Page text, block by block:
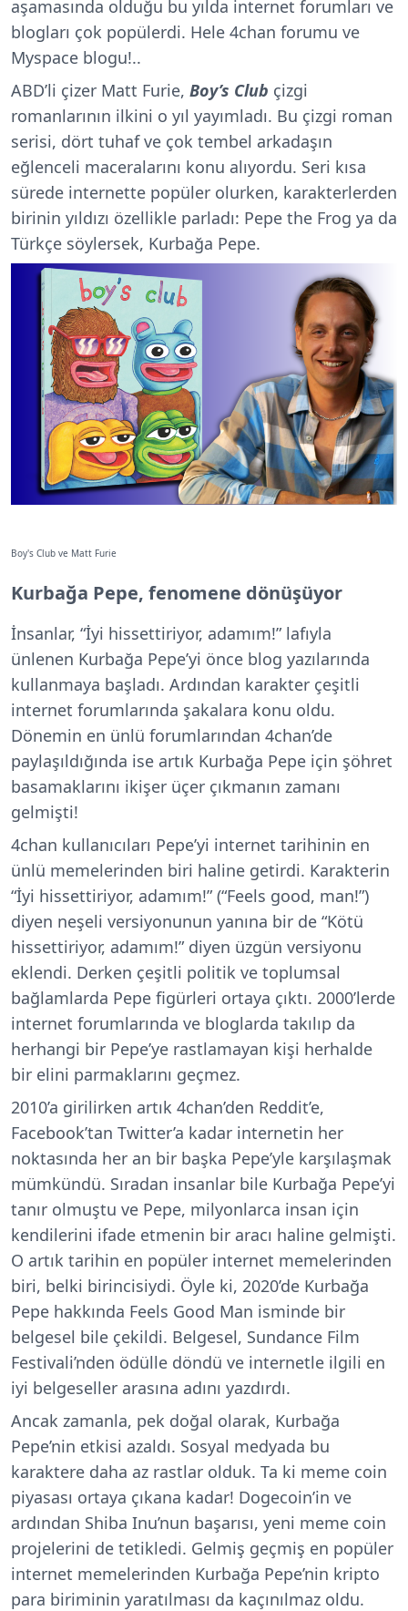
aşamasında olduğu bu yılda internet forumları ve
blogları çok popülerdi. Hele 4chan forumu ve
Myspace blogu!..
ABD’li çizer Matt Furie, Boy’s Club çizgi
romanlarının ilkini o yıl yayımladı. Bu çizgi roman
serisi, dört tuhaf ve çok tembel arkadaşın
eğlenceli maceralarını konu alıyordu. Seri kısa
sürede internette popüler olurken, karakterlerden
birinin yıldızı özellikle parladı: Pepe the Frog ya da
Türkçe söylersek, Kurbağa Pepe.
Boy's Club ve Matt Furie
Kurbağa Pepe, fenomene dönüşüyor
İnsanlar, “İyi hissettiriyor, adamım!” lafıyla
ünlenen Kurbağa Pepe’yi önce blog yazılarında
kullanmaya başladı. Ardından karakter çeşitli
internet forumlarında şakalara konu oldu.
Dönemin en ünlü forumlarından 4chan’de
paylaşıldığında ise artık Kurbağa Pepe için şöhret
basamaklarını ikişer üçer çıkmanın zamanı
gelmişti!
4chan kullanıcıları Pepe’yi internet tarihinin en
ünlü memelerinden biri haline getirdi. Karakterin
“İyi hissettiriyor, adamım!” (“Feels good, man!”)
diyen neşeli versiyonunun yanına bir de “Kötü
hissettiriyor, adamım!” diyen üzgün versiyonu
eklendi. Derken çeşitli politik ve toplumsal
bağlamlarda Pepe figürleri ortaya çıktı. 2000’lerde
internet forumlarında ve bloglarda takılıp da
herhangi bir Pepe’ye rastlamayan kişi herhalde
bir elini parmaklarını geçmez.
2010’a girilirken artık 4chan’den Reddit’e,
Facebook’tan Twitter’a kadar internetin her
noktasında her an bir başka Pepe’yle karşılaşmak
mümkündü. Sıradan insanlar bile Kurbağa Pepe’yi
tanır olmuştu ve Pepe, milyonlarca insan için
kendilerini ifade etmenin bir aracı haline gelmişti.
O artık tarihin en popüler internet memelerinden
biri, belki birincisiydi. Öyle ki, 2020’de Kurbağa
Pepe hakkında Feels Good Man isminde bir
belgesel bile çekildi. Belgesel, Sundance Film
Festivali’nden ödülle döndü ve internetle ilgili en
iyi belgeseller arasına adını yazdırdı.
Ancak zamanla, pek doğal olarak, Kurbağa
Pepe’nin etkisi azaldı. Sosyal medyada bu
karaktere daha az rastlar olduk. Ta ki meme coin
piyasası ortaya çıkana kadar! Dogecoin’in ve
ardından Shiba Inu’nun başarısı, yeni meme coin
projelerini de tetikledi. Gelmiş geçmiş en popüler
internet memelerinden Kurbağa Pepe’nin kripto
para biriminin yaratılması da kaçınılmaz oldu.